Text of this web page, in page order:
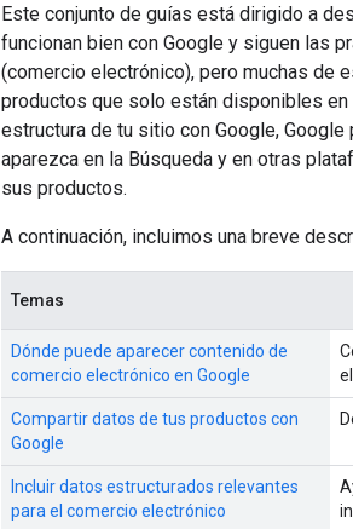
Este conjunto de guías está dirigido a
funcionan bien con Google y siguen las
(comercio electrónico), pero muchas de
productos que solo están disponibles
estructura de tu sitio con Google,
aparezca en la Búsqueda y en otras
sus productos.
A continuación, incluimos una breve
Temas
Dónde puede aparecer contenido de
comercio electrónico en Google
Compartir datos de tus productos con
Google
Incluir datos estructurados relevantes
para el comercio electrónico